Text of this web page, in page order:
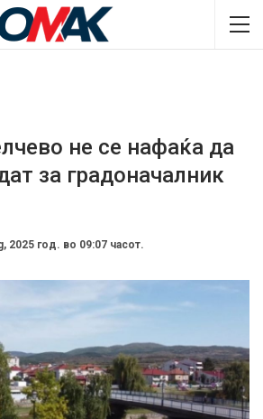
не се нафаќа да
за градоначалник
2025 год. во 09:07 часот.